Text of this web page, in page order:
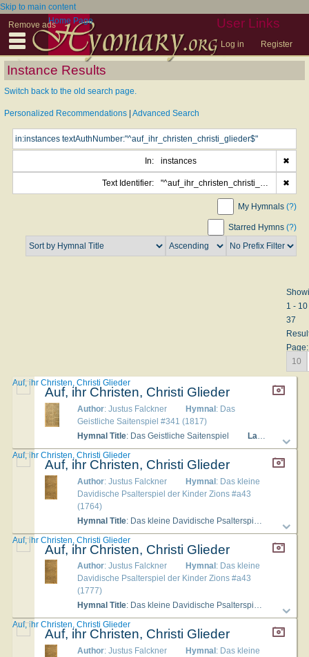
Skip to main content
Remove ads
User Links
Log in Register
Home Page
Instance Results
Switch back to the old search page.
Personalized Recommendations Advanced Search
In: instances ✖
Text Identifier: "^auf_ihr_christen_christi_glieder$" ✖
My Hymnals (?)
Starred Hymns (?)
1 -
37
Page:
10
Auf, ihr Christen, Christi Glieder
Author: Justus Falckner Hymnal: Das
Geistliche Saitenspiel #341 (1817)
Hymnal Title: Das Geistliche Saitenspiel Languages
Auf, ihr Christen, Christi Glieder
Auf, ihr Christen, Christi Glieder
Author: Justus Falckner Hymnal: Das kleine
Davidische Psalterspiel der Kinder Zions #a43
(1764)
Hymnal Title: Das kleine Davidische Psalterspiel der Kinder Zions
Auf, ihr Christen, Christi Glieder
Auf, ihr Christen, Christi Glieder
Author: Justus Falckner Hymnal : Das kleine
Davidische Psalterspiel der Kinder Zions #a43
(1777)
Hymnal Title: Das kleine Davidische Psalterspiel der Kinder Zions
Auf, ihr Christen, Christi Glieder
Auf, ihr Christen, Christi Glieder
Author: Justus Falckner Hymnal : Das kleine
Auf, ihr Christen, Christi Glieder